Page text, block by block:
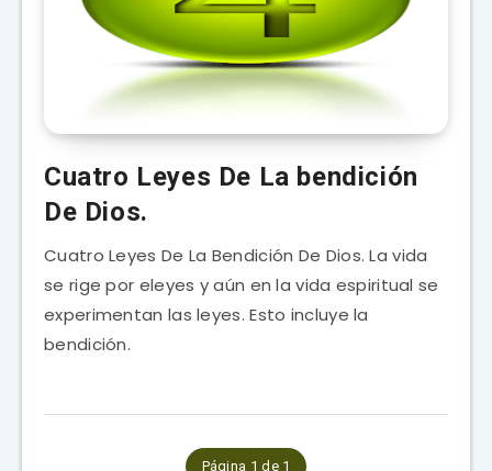
Cuatro Leyes De La bendición
De Dios.
Cuatro Leyes De La Bendición De Dios. La vida
se rige por eleyes y aún en la vida espiritual se
experimentan las leyes. Esto incluye la
bendición.
Página 1 de 1